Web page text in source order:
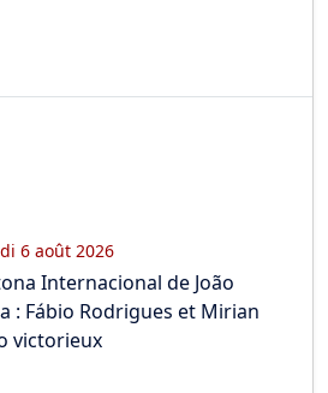
6 août 2026
Internacional de João
: Fábio Rodrigues et Mirian
victorieux